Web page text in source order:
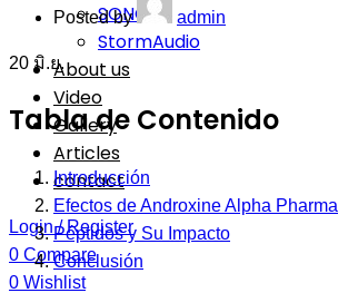
SONOS
StormAudio
About us
Video
Gallery
Articles
contact
Login / Register
0 Compare
0 Wishlist
Posted by admin
20 มิ.ย.
Tabla de Contenido
Introducción
Efectos de Androxine Alpha Pharma
Péptidos y Su Impacto
Conclusión